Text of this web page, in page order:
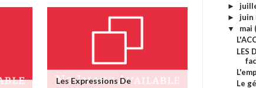
Les Expressions De
►
► juin
▼ mai
LES
Le